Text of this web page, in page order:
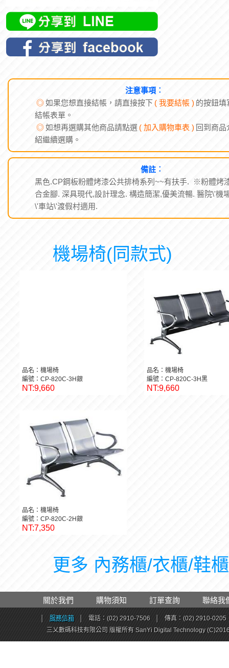
◎如果您想直接結帳，請直接按下( 我要結帳 )的按鈕填
◎如想再選購其他商品請點選( 加入購物車表 ) 回到商品
紹繼續選購。
黑色.CP鋼板粉體烤漆公共排椅系列~~有扶手. ※粉體烤
合金腳. 深具現代,設計理念. 構造簡潔,優美流暢. 醫院\'機
\'車站\'渡假村適用.
品名：機場椅
編號：CP-820C-3H黑
品名：機場椅
編號：CP-820C-2H銀
關於我們 購物須知 訂單查詢 聯絡我
│ 服務信箱 │ 電話：(02) 2910-7506 │
傳真：(02) 2910-0205
三乂數碼科技有限公司 版權所有 SanYi Digital Technology